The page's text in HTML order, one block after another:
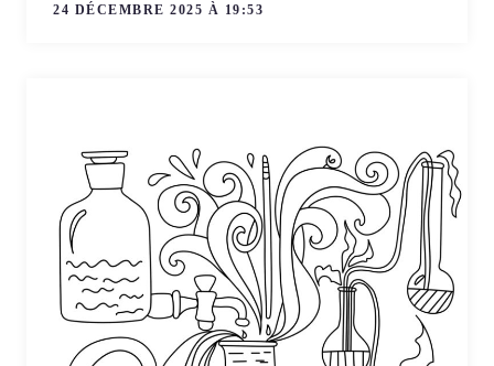
24 DÉCEMBRE 2025 À 19:53